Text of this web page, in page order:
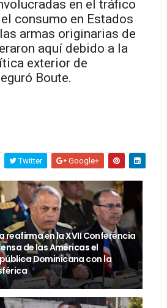
en el tráfico
consumo en Estados
armas originarias de
aquí debido a la
exterior de
Boute.
Twitter Google+
reafirma en la XVII Conferencia
de las Américas el
Dominicana con la